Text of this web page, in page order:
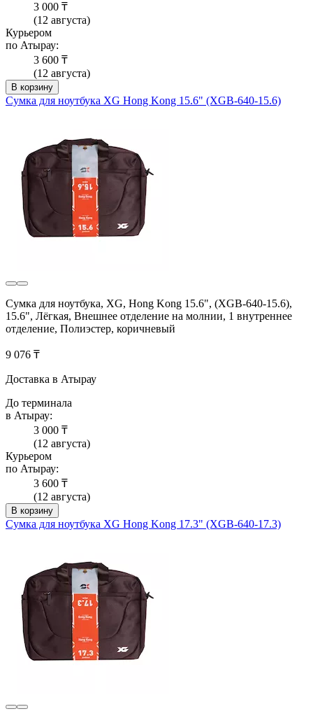
3 000 ₸
(12 августа)
Курьером
по Атырау:
3 600 ₸
(12 августа)
В корзину
Сумка для ноутбука XG Hong Kong 15.6" (XGB-640-15.6)
Сумка для ноутбука, XG, Hong Kong 15.6", (XGB-640-15.6),
15.6", Лёгкая, Внешнее отделение на молнии, 1 внутреннее
отделение, Полиэстер, коричневый
9 076 ₸
Доставка в Атырау
До терминала
в Атырау:
3 000 ₸
(12 августа)
Курьером
по Атырау:
3 600 ₸
(12 августа)
В корзину
Сумка для ноутбука XG Hong Kong 17.3" (XGB-640-17.3)